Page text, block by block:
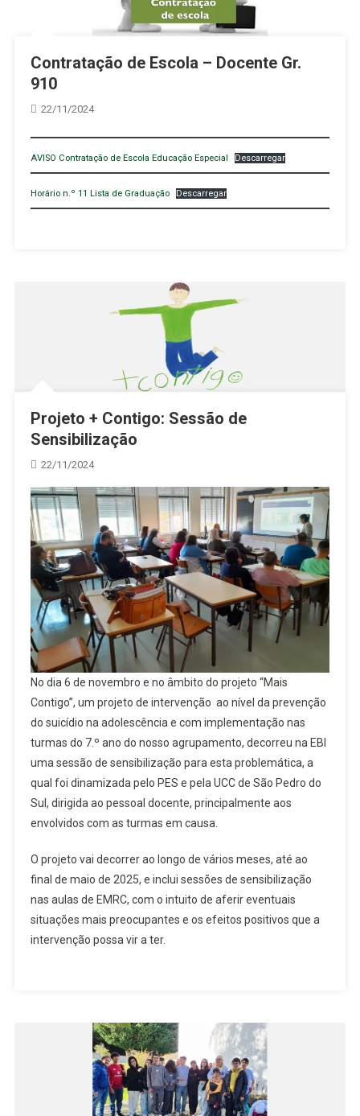
Contratação de Escola – Docente Gr.
910
22/11/2024
AVISO Contratação de Escola Educação Especial Descarregar
Horário n.º 11 Lista de Graduação Descarregar
Projeto + Contigo: Sessão de
Sensibilização
22/11/2024
No dia 6 de novembro e no âmbito do projeto “Mais
Contigo”, um projeto de intervenção ao nível da prevenção
do suicídio na adolescência e com implementação nas
turmas do 7.º ano do nosso agrupamento, decorreu na EBI
uma sessão de sensibilização para esta problemática, a
qual foi dinamizada pelo PES e pela UCC de São Pedro do
Sul, dirigida ao pessoal docente, principalmente aos
envolvidos com as turmas em causa.
O projeto vai decorrer ao longo de vários meses, até ao
final de maio de 2025, e inclui sessões de sensibilização
nas aulas de EMRC, com o intuito de aferir eventuais
situações mais preocupantes e os efeitos positivos que a
intervenção possa vir a ter.